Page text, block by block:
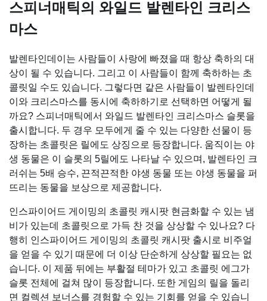
스피너매틱의 와일드 발렌타인 크리스
마스
발렌타인데이는 사람들이 사랑에 빠졌을 때 항상 축하의 대
상이 될 수 있습니다. 그리고 이 사람들이 함께 축하하는 초
콜릿일 수도 있습니다. 그렇다면 같은 사람들이 발렌타인데
이와 크리스마스를 동시에 축하하기로 선택하면 어떻게 될
까요? 스피너매틱에서 와일드 발렌타인 크리스마스 슬롯을
출시합니다. 두 경우 모두에게 줄 수 있는 다양한 선물이 등
장하는 초콜릿은 릴에도 상징으로 등장합니다. 움직이는 야
생 동물은 이 슬롯의 5릴에도 나타날 수 있으며, 발렌타인 크
러쉬는 5배 승수, 끈적끈적한 야생 동물 또는 야생 동물을 퍼
뜨리는 동물을 보상으로 제공합니다.
인스파이어드 게이밍의 초콜릿 캐시팟 현금화할 수 있는 냄
비가 있는데 초콜릿으로 가득 찬 것을 상상할 수 있나요? 다
행히 인스파이어드 게이밍의 초콜릿 캐시팟 출시로 비주얼
을 얻을 수 있기 때문에 더 이상 단순하게 상상할 필요는 없
습니다. 이 제품 뒤에는 부활절 테마가 있고 초콜릿 에그가
슬롯 전체에 걸쳐 많이 등장합니다. 또한 게임의 릴을 돌리
면 컬렉션 보너스를 경험할 수 있는 기회를 얻을 수 있습니